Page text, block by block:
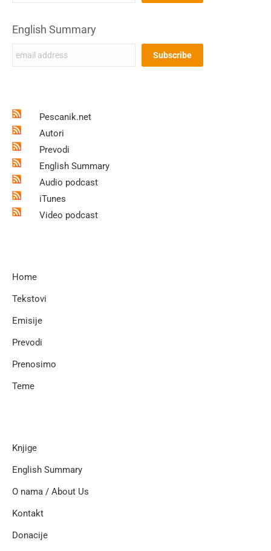
English Summary
Pescanik.net
Autori
Prevodi
English Summary
Audio podcast
iTunes
Video podcast
Home
Tekstovi
Emisije
Prevodi
Prenosimo
Teme
Knjige
English Summary
O nama / About Us
Kontakt
Donacije